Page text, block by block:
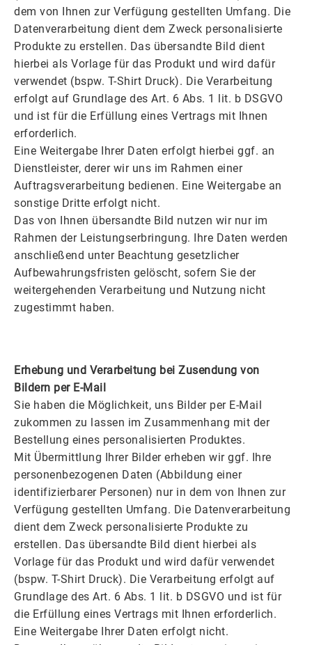
dem von Ihnen zur Verfügung gestellten Umfang. Die
Datenverarbeitung dient dem Zweck personalisierte
Produkte zu erstellen. Das übersandte Bild dient
hierbei als Vorlage für das Produkt und wird dafür
verwendet (bspw. T-Shirt Druck). Die Verarbeitung
erfolgt auf Grundlage des Art. 6 Abs. 1 lit. b DSGVO
und ist für die Erfüllung eines Vertrags mit Ihnen
erforderlich.
Eine Weitergabe Ihrer Daten erfolgt hierbei ggf. an
Dienstleister, derer wir uns im Rahmen einer
Auftragsverarbeitung bedienen. Eine Weitergabe an
sonstige Dritte erfolgt nicht.
Das von Ihnen übersandte Bild nutzen wir nur im
Rahmen der Leistungserbringung. Ihre Daten werden
anschließend unter Beachtung gesetzlicher
Aufbewahrungsfristen gelöscht, sofern Sie der
weitergehenden Verarbeitung und Nutzung nicht
zugestimmt haben.
Erhebung und Verarbeitung bei Zusendung von
Bildern per E-Mail
Sie haben die Möglichkeit, uns Bilder per E-Mail
zukommen zu lassen im Zusammenhang mit der
Bestellung eines personalisierten Produktes.
Mit Übermittlung Ihrer Bilder erheben wir ggf. Ihre
personenbezogenen Daten (Abbildung einer
identifizierbarer Personen) nur in dem von Ihnen zur
Verfügung gestellten Umfang. Die Datenverarbeitung
dient dem Zweck personalisierte Produkte zu
erstellen. Das übersandte Bild dient hierbei als
Vorlage für das Produkt und wird dafür verwendet
(bspw. T-Shirt Druck). Die Verarbeitung erfolgt auf
Grundlage des Art. 6 Abs. 1 lit. b DSGVO und ist für
die Erfüllung eines Vertrags mit Ihnen erforderlich.
Eine Weitergabe Ihrer Daten erfolgt nicht.